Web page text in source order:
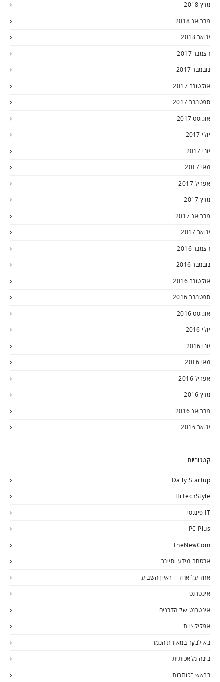
מרץ 2018
פברואר 2018
ינואר 2018
דצמבר 2017
נובמבר 2017
אוקטובר 2017
ספטמבר 2017
אוגוסט 2017
יולי 2017
יוני 2017
מאי 2017
אפריל 2017
מרץ 2017
פברואר 2017
ינואר 2017
דצמבר 2016
נובמבר 2016
אוקטובר 2016
ספטמבר 2016
אוגוסט 2016
יולי 2016
יוני 2016
מאי 2016
אפריל 2016
מרץ 2016
פברואר 2016
ינואר 2016
קטגוריות
Daily Startup
HiTechStyle
IT פיננסי
PC Plus
TheNewCom
אבטחת מידע וסייבר
אחד על אחד – ראיון השבוע
אינטרנט
אינטרנט של הדברים
אפליקציות
בא לבקר במאורת הנמר
בינה מלאכותית
בראש הכותרות